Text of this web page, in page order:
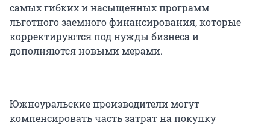
самых гибких и насыщенных программ
льготного заемного финансирования, которые
корректируются под нужды бизнеса и
дополняются новыми мерами.
Южноуральские производители могут
компенсировать часть затрат на покупку